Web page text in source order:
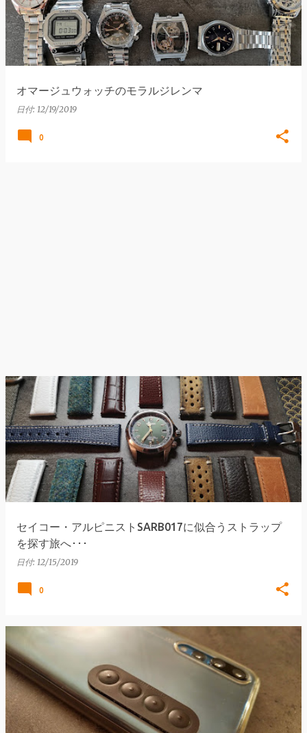
オマージュウォッチのモラルジレンマ
日付: 12/19/2019
0
セイコー・アルピニストSARB017に似合うストラップ
を探す旅へ･･･
日付: 12/15/2019
0